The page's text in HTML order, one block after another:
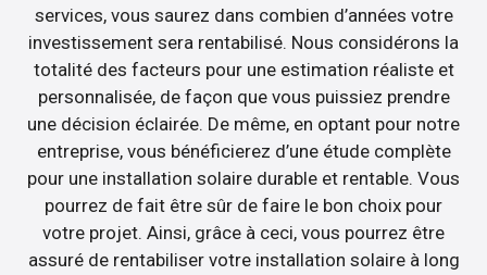
services, vous saurez dans combien d’années votre
investissement sera rentabilisé. Nous considérons la
totalité des facteurs pour une estimation réaliste et
personnalisée, de façon que vous puissiez prendre
une décision éclairée. De même, en optant pour notre
entreprise, vous bénéficierez d’une étude complète
pour une installation solaire durable et rentable. Vous
pourrez de fait être sûr de faire le bon choix pour
votre projet. Ainsi, grâce à ceci, vous pourrez être
assuré de rentabiliser votre installation solaire à long